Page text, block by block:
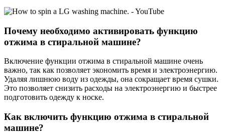
Почему необходимо активировать функцию
отжима в стиральной машине?
Включение функции отжима в стиральной машине очень
важно, так как позволяет экономить время и электроэнергию.
Удаляя лишнюю воду из одежды, она сокращает время сушки.
Это позволяет снизить расходы на электроэнергию и быстрее
подготовить одежду к носке.
Как включить функцию отжима в стиральной
машине?